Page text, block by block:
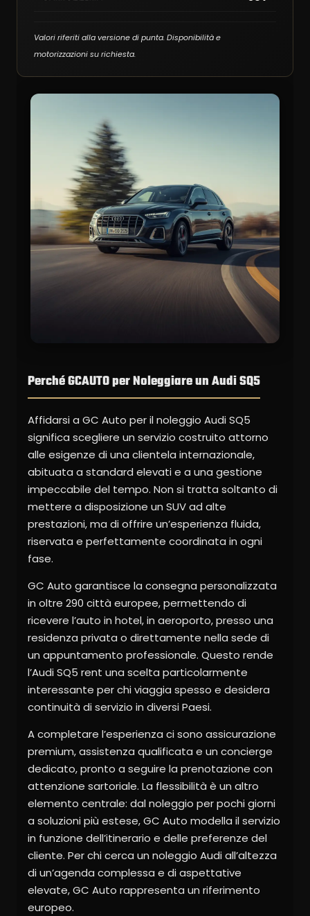
Valori riferiti alla versione di punta. Disponibilità e
motorizzazioni su richiesta.
Perché GCAUTO per Noleggiare un Audi SQ5
Affidarsi a GC Auto per il noleggio Audi SQ5
significa scegliere un servizio costruito attorno
alle esigenze di una clientela internazionale,
abituata a standard elevati e a una gestione
impeccabile del tempo. Non si tratta soltanto di
mettere a disposizione un SUV ad alte
prestazioni, ma di offrire un’esperienza fluida,
riservata e perfettamente coordinata in ogni
fase.
GC Auto garantisce la consegna personalizzata
in oltre 290 città europee, permettendo di
ricevere l’auto in hotel, in aeroporto, presso una
residenza privata o direttamente nella sede di
un appuntamento professionale. Questo rende
l’Audi SQ5 rent una scelta particolarmente
interessante per chi viaggia spesso e desidera
continuità di servizio in diversi Paesi.
A completare l’esperienza ci sono assicurazione
premium, assistenza qualificata e un concierge
dedicato, pronto a seguire la prenotazione con
attenzione sartoriale. La flessibilità è un altro
elemento centrale: dal noleggio per pochi giorni
a soluzioni più estese, GC Auto modella il servizio
in funzione dell’itinerario e delle preferenze del
cliente. Per chi cerca un noleggio Audi all’altezza
di un’agenda complessa e di aspettative
elevate, GC Auto rappresenta un riferimento
europeo.